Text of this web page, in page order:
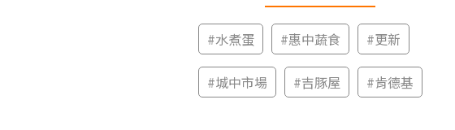
#水煮蛋 #惠中蔬食 #更新
#城中市場 #吉豚屋 #肯德基